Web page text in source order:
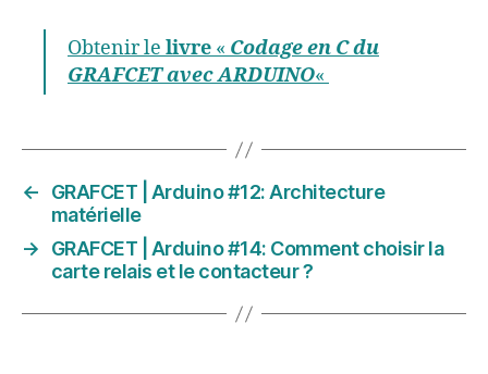
Obtenir le livre « Codage en C du
GRAFCET avec ARDUINO«
←
GRAFCET | Arduino #12: Architecture
matérielle
→
GRAFCET | Arduino #14: Comment choisir la
carte relais et le contacteur ?